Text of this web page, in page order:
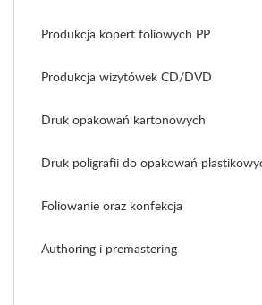
Produkcja kopert foliowych PP
Produkcja wizytówek CD/DVD
Druk opakowań kartonowych
Druk poligrafii do opakowań
Foliowanie oraz konfekcja
Authoring i premastering